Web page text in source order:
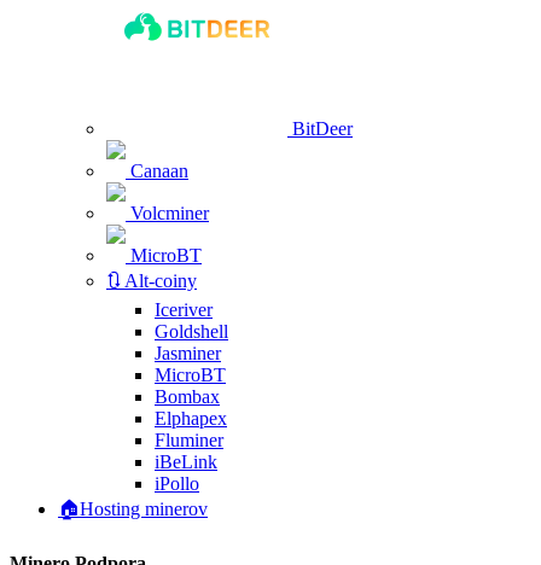
BitDeer
Canaan
Volcminer
MicroBT
🔃 Alt-coiny
Iceriver
Goldshell
Jasminer
MicroBT
Bombax
Elphapex
Fluminer
iBeLink
iPollo
🏠Hosting minerov